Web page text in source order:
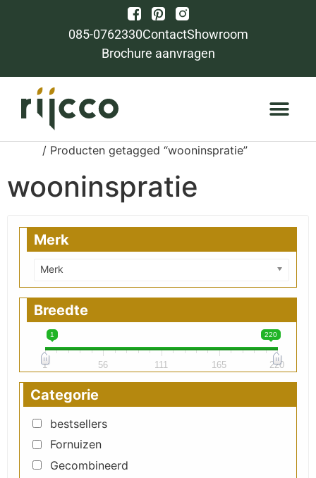
085-0762330ContactShowroom
Brochure aanvragen
/ Producten getagged “wooninspratie”
wooninspratie
Merk
Merk
Breedte
1 220
1 56 111 165 220
Categorie
bestsellers
Fornuizen
Gecombineerd